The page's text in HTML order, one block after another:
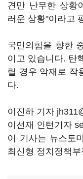
견만 난무한 상황
러운 상황"이라고
국민의힘을 향한
이고 있습니다. 탄
릴 경우 악재로 작
다.
이진하 기자
이선재 인턴기자
이 기사는 뉴스토
최신형 정치정책